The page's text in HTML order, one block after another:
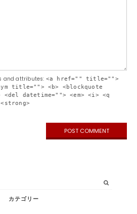
and attributes: <a href="" title="">
title=""> <b> <blockquote
datetime=""> <em> <i> <q
カテゴリー